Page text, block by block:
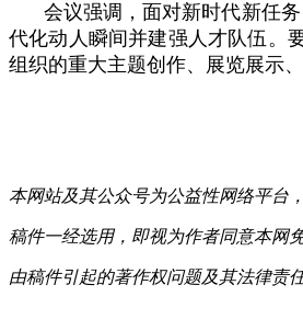
会议强调，面对新时代新任
代化动人瞬间并建强人才队伍。
组织的重大主题创作、展览展示
本网站及其公众号为公益性网络平台
稿件一经选用，即视为作者同意本网
由稿件引起的著作权问题及其法律责